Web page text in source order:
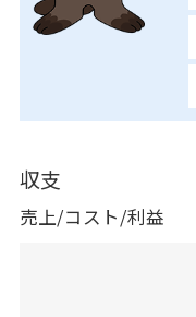
収支
売上/コスト/利益